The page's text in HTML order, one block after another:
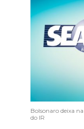
Bolsonaro deixa
do IR